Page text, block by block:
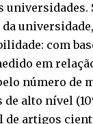
com
em
número de
alto nível
de artigos